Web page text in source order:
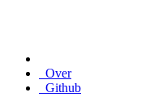
Over
Github